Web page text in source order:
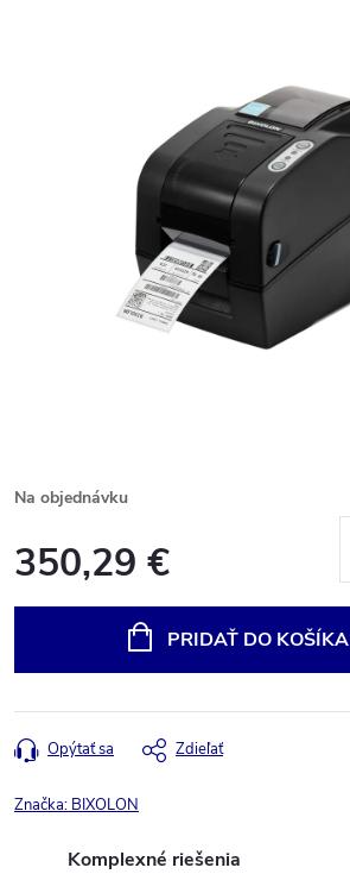
Na objednávku
350,29 €
PRIDAŤ DO KOŠÍKA
Opýtať sa Zdieľať
Značka: BIXOLON
Komplexné riešenia